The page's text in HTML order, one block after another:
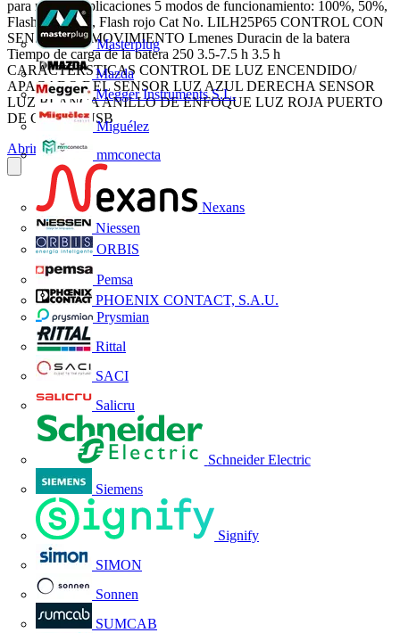
Masterplug
Mazda
Megger Instruments S.L.
Miguélez
mmconecta
Nexans
Niessen
ORBIS
Pemsa
PHOENIX CONTACT, S.A.U.
Prysmian
Rittal
SACI
Salicru
Schneider Electric
Siemens
Signify
SIMON
Sonnen
SUMCAB
para mltiples aplicaciones 5 modos de funcionamiento: 100%, 50%,
Flash, Luz roja, Flash rojo Cat No. LILH25P65 CONTROL CON
SENSOR DE MOVIMIENTO Lmenes Duracin de la batera
Tiempo de carga de la batera 250 3.5-7.5 h 3.5 h
CARACTERSTICAS CONTROL DE LUZ ENCENDIDO/
APAGADO DEL SENSOR LUZ AZUL DERECHA SENSOR
LUZ BLANCA ANILLO DE ENFOQUE LUZ ROJA PUERTO
DE CARGA USB
Abrir el PDF